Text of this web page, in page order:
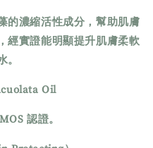
的濃縮活性成分，幫助肌膚
經實證能明顯提升肌膚柔軟
Oil
認證。